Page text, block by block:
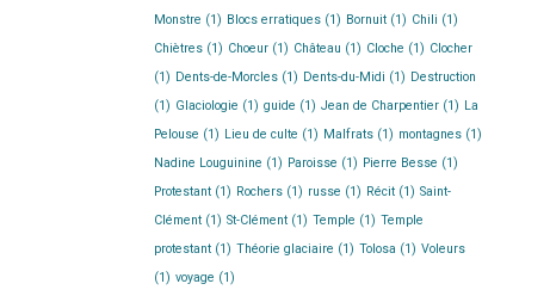
Monstre (1) Blocs erratiques(1) Bornuit(1) Chili (1)
Chiètres(1) Choeur(1) Château (1) Cloche (1) Clocher
(1) Dents-de-Morcles(1) Dents-du-Midi (1) Destruction
(1) Glaciologie (1) guide (1) Jean de Charpentier(1) La
Pelouse (1) Lieu de culte (1) Malfrats(1) montagnes(1)
Nadine Louguinine (1) Paroisse (1) Pierre Besse (1)
Protestant(1) Rochers(1) russe (1) Récit(1) Saint-
Clément(1) St-Clément(1) Temple (1) Temple
protestant(1) Théorie glaciaire (1) Tolosa (1) Voleurs
(1) voyage (1)